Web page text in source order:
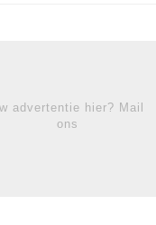
advertentie hier? Mail
ons